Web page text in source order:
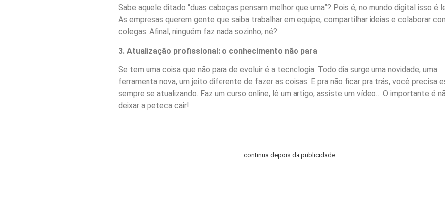
Sabe aquele ditado “duas cabeças pensam melhor que uma”? Pois é, no mundo digital isso é
As empresas querem gente que saiba trabalhar em equipe, compartilhar ideias e colaborar
colegas. Afinal, ninguém faz nada sozinho, né?
3. Atualização profissional: o conhecimento não para
Se tem uma coisa que não para de evoluir é a tecnologia. Todo dia surge uma novidade, uma
ferramenta nova, um jeito diferente de fazer as coisas. E pra não ficar pra trás, você precisa
sempre se atualizando. Faz um curso online, lê um artigo, assiste um vídeo… O importante é
deixar a peteca cair!
continua depois da publicidade